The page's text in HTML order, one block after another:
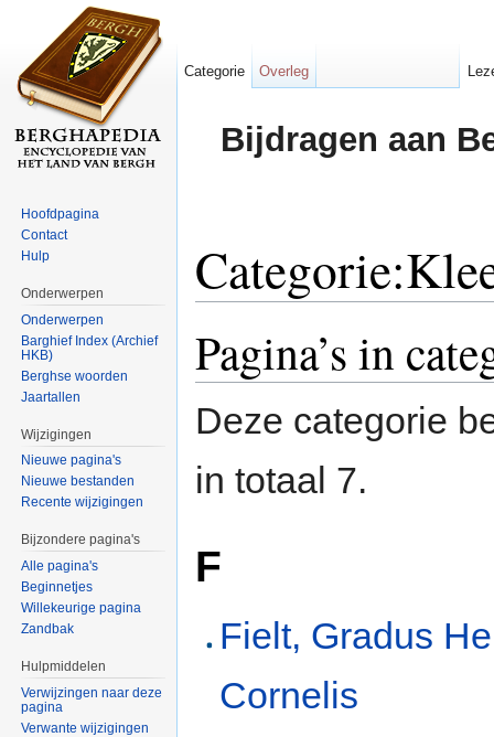
Bijdragen aan
Pagina’s in
Deze categorie
in totaal 7.
F
Fielt, Gradus
Cornelis
Categorie Overleg
Hoofdpagina
Contact
Hulp
Onderwerpen
Onderwerpen
Barghief Index (Archief
HKB)
Berghse woorden
Jaartallen
Wijzigingen
Nieuwe pagina's
Nieuwe bestanden
Recente wijzigingen
Bijzondere pagina's
Alle pagina's
Beginnetjes
Willekeurige pagina
Zandbak
Hulpmiddelen
Verwijzingen naar deze
pagina
Verwante wijzigingen